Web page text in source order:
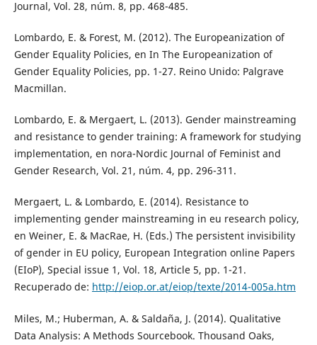
Journal, Vol. 28, núm. 8, pp. 468-485.
Lombardo, E. & Forest, M. (2012). The Europeanization of
Gender Equality Policies, en In The Europeanization of
Gender Equality Policies, pp. 1-27. Reino Unido: Palgrave
Macmillan.
Lombardo, E. & Mergaert, L. (2013). Gender mainstreaming
and resistance to gender training: A framework for studying
implementation, en nora-Nordic Journal of Feminist and
Gender Research, Vol. 21, núm. 4, pp. 296-311.
Mergaert, L. & Lombardo, E. (2014). Resistance to
implementing gender mainstreaming in eu research policy,
en Weiner, E. & MacRae, H. (Eds.) The persistent invisibility
of gender in EU policy, European Integration online Papers
(EIoP), Special issue 1, Vol. 18, Article 5, pp. 1-21.
Recuperado de: http://eiop.or.at/eiop/texte/2014-005a.htm
Miles, M.; Huberman, A. & Saldaña, J. (2014). Qualitative
Data Analysis: A Methods Sourcebook. Thousand Oaks,